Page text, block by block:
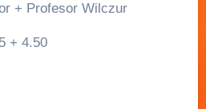
+ Profesor Wilczur
+ 4.50